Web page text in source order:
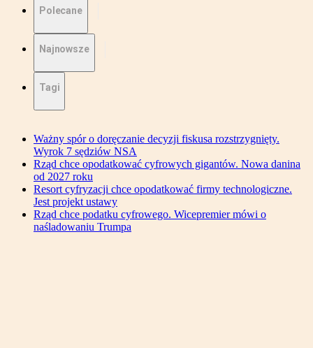
Polecane
Najnowsze
Tagi
Ważny spór o doręczanie decyzji fiskusa rozstrzygnięty.
Wyrok 7 sędziów NSA
Rząd chce opodatkować cyfrowych gigantów. Nowa danina
od 2027 roku
Resort cyfryzacji chce opodatkować firmy technologiczne.
Jest projekt ustawy
Rząd chce podatku cyfrowego. Wicepremier mówi o
naśladowaniu Trumpa